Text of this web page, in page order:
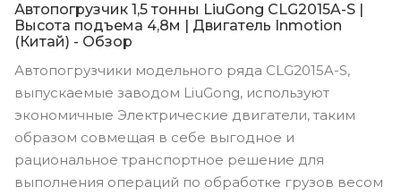
Автопогрузчик 1,5 тонны LiuGong CLG2015A-S |
Высота подъема 4,8м | Двигатель Inmotion
(Китай) - Обзор
Автопогрузчики модельного ряда CLG2015A-S,
выпускаемые заводом LiuGong, используют
экономичные Электрические двигатели, таким
образом совмещая в себе выгодное и
рациональное транспортное решение для
выполнения операций по обработке грузов весом